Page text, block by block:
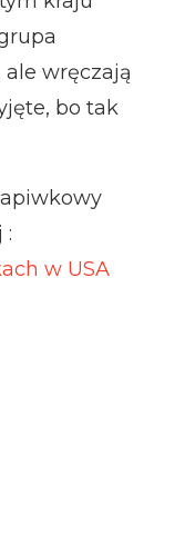
wręczają
bo tak
:
w USA